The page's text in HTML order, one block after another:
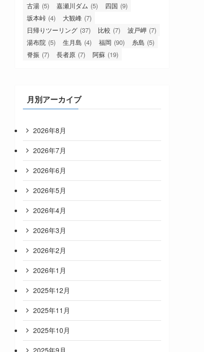
古湯 (5) 嘉瀬川ダム (5) 四国 (9)
坂本峠 (4) 大観峰 (7)
日帰りツーリング (37) 比較 (7) 波戸岬 (7)
湯布院 (5) 生月島 (4) 福岡 (90) 糸島 (5)
脊振 (7) 長者原 (7) 阿蘇 (19)
月別アーカイブ
2026年8月
2026年7月
2026年6月
2026年5月
2026年4月
2026年3月
2026年2月
2026年1月
2025年12月
2025年11月
2025年10月